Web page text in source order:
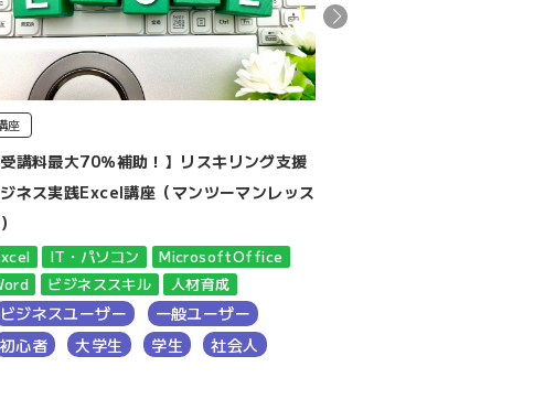
座
受講料最大70％補助！】リスキリング支援
ネス実践Excel講座（マンツーマンレッス
IT・パソコン
MicrosoftOffice
ビジネススキル 人材育成
ビジネスユーザー
一般ユーザー
初心者
大学生 学生 社会人